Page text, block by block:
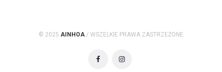
© 2025 AINHOA / WSZELKIE PRAWA ZASTRZEŻONE